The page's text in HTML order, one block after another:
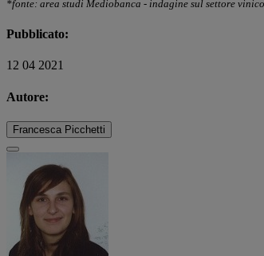
*fonte: area studi Mediobanca - indagine sul settore
Pubblicato:
12 04 2021
Autore:
Francesca Picchetti